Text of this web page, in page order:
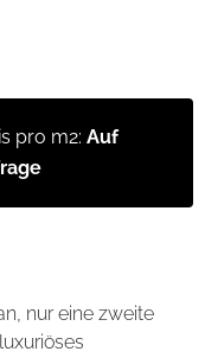
pro m2:Auf
nur eine zweite